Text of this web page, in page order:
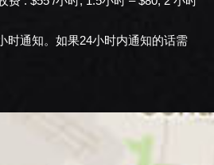
时通知。如果24小时内通知的话需